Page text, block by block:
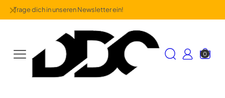
Trage dich in unseren Newsletter ein!
✕
0